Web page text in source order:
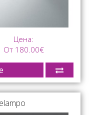
Цена:
От 180.00€